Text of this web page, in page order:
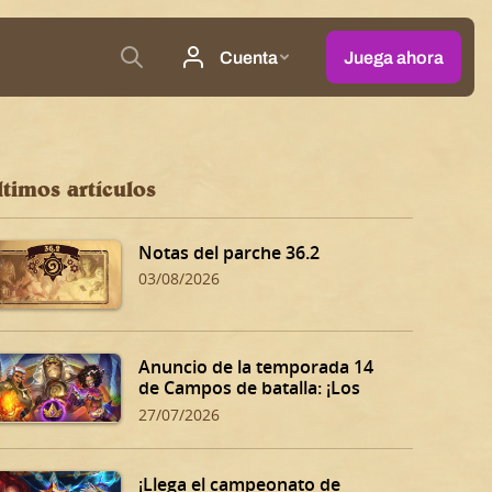
artículos
Notas del parche 36.2
03/08/2026
Anuncio de la temporada 14
de Campos de batalla: ¡Los
Dones siniestros de Dalaran!
27/07/2026
¡Llega el campeonato de